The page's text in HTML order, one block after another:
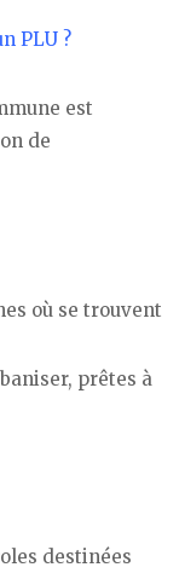
PLU ?
est
de
où se trouvent
prêtes à
destinées